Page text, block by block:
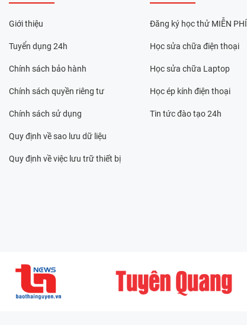
Giới thiệu
Tuyển dụng 24h
Chính sách bảo hành
Chính sách quyền riêng tư
Chính sách sử dụng
Quy định về sao lưu dữ liệu
Quy định về việc lưu trữ thiết bị
Đăng ký học thử MIỄN PHÍ
Học sửa chữa điện thoại
Học sửa chữa Laptop
Học ép kính điện thoại
Tin tức đào tạo 24h